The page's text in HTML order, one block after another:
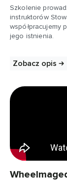
Szkolenie
instruktorów
współpracujemy
jego istnienia.
Zobacz opis